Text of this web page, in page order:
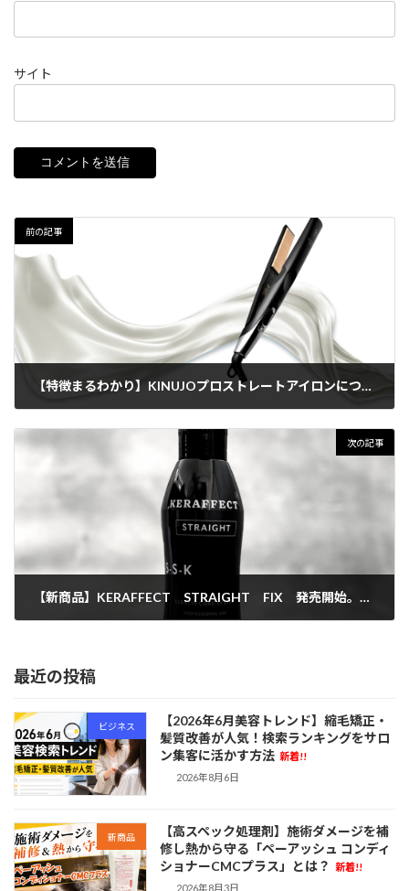
サイト
前の記事
【特徴まるわかり】KINUJOプロストレートアイロンについて
次の記事
【新商品】KERAFFECT STRAIGHT FIX 発売開始。使い方、特徴解説します。
最近の投稿
ビジネス
【2026年6月美容トレンド】縮毛矯正・
髪質改善が人気！検索ランキングをサロ
ン集客に活かす方法 新着!!
2026年8月6日
新商品
【高スペック処理剤】施術ダメージを補
修し熱から守る「ペーアッシュ コンディ
ショナーCMCプラス」とは？
新着!!
2026年8月3日